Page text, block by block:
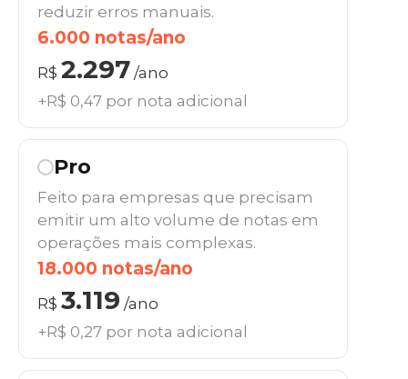
reduzir erros manuais.
6.000 notas/ano
R$ 2.297 /ano
+R$ 0,47 por nota adicional
Pro
Feito para empresas que precisam
emitir um alto volume de notas em
operações mais complexas.
18.000 notas/ano
R$ 3.119 /ano
+R$ 0,27 por nota adicional